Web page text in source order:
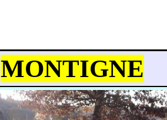
MONTIGNE